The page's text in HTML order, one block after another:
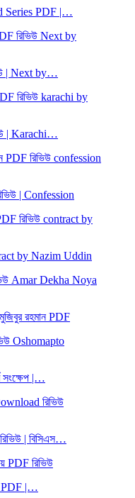
Series PDF |…
| Next by…
| Karachi…
| Confession
by Nazim Uddin
রহমান PDF
সংক্ষেপ |…
রিভিউ | বিসিএস…
PDF |…